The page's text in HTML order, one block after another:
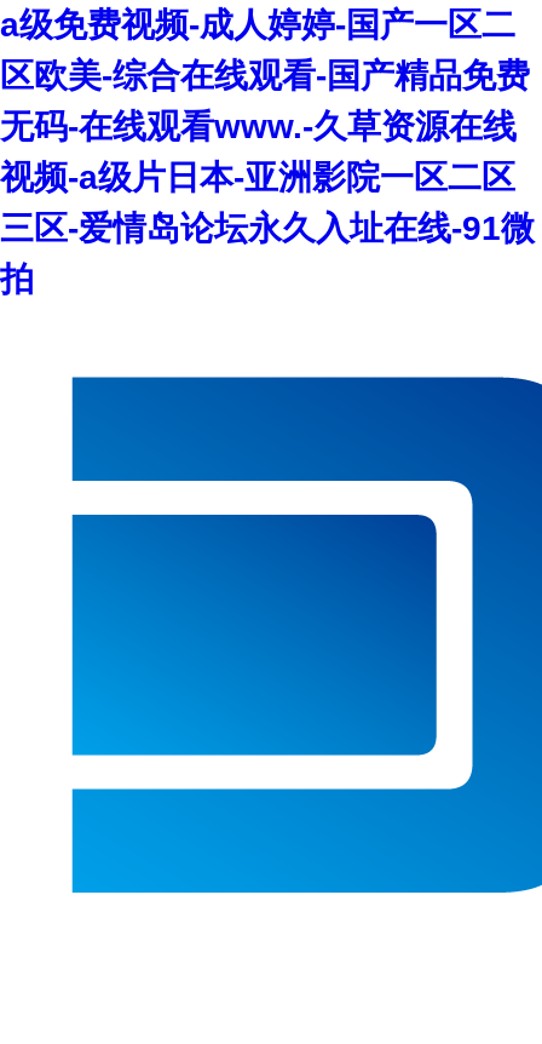
a级免费视频-成人婷婷-国产一区二
区欧美-综合在线观看-国产精品免费
无码-在线观看www.-久草资源在线
视频-a级片日本-亚洲影院一区二区
三区-爱情岛论坛永久入址在线-91微
拍